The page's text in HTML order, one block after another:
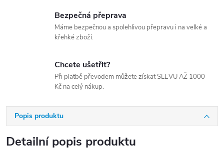
Bezpečná přeprava
Máme bezpečnou a spolehlivou přepravu i na velké a
křehké zboží.
Chcete ušetřit?
Při platbě převodem můžete získat SLEVU AŽ 1000
Kč na celý nákup.
Popis produktu
Detailní popis produktu